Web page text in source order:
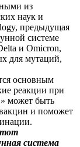
из
наук и
предыдущая
системе
и Omicron,
для мутаций,
основным
реакции при
может быть
и поможет
система